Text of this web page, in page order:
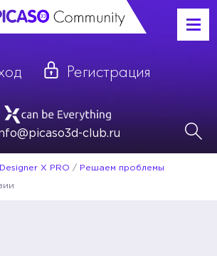
Регистрация
club.ru
Designer X PRO / Решаем проблемы